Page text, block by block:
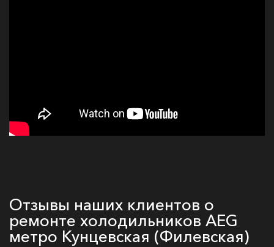
Отзывы наших клиентов о
ремонте холодильников AEG
метро Кунцевская (Филевская)